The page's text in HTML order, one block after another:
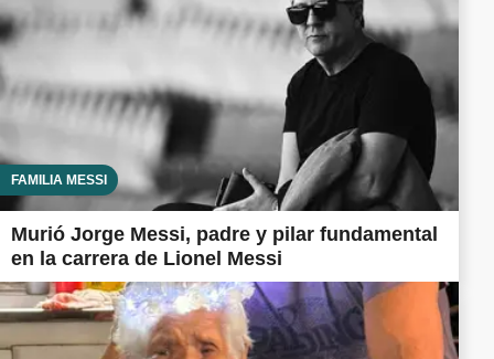
FAMILIA MESSI
Murió Jorge Messi, padre y pilar fundamental
en la carrera de Lionel Messi